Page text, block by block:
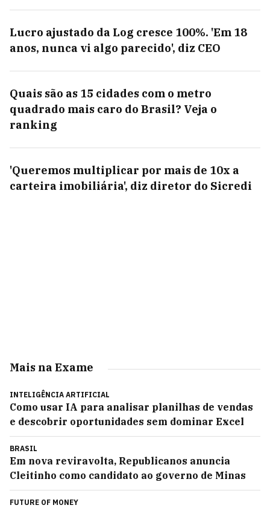
Lucro ajustado da Log cresce 100%. 'Em 18
anos, nunca vi algo parecido', diz CEO
Quais são as 15 cidades com o metro
quadrado mais caro do Brasil? Veja o
ranking
'Queremos multiplicar por mais de 10x a
carteira imobiliária', diz diretor do Sicredi
Mais na Exame
INTELIGÊNCIA ARTIFICIAL
Como usar IA para analisar planilhas de vendas
e descobrir oportunidades sem dominar Excel
BRASIL
Em nova reviravolta, Republicanos anuncia
Cleitinho como candidato ao governo de Minas
FUTURE OF MONEY